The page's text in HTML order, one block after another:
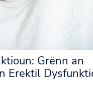
Grënn an
Erektil